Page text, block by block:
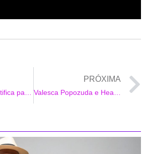
PRÓXIMA